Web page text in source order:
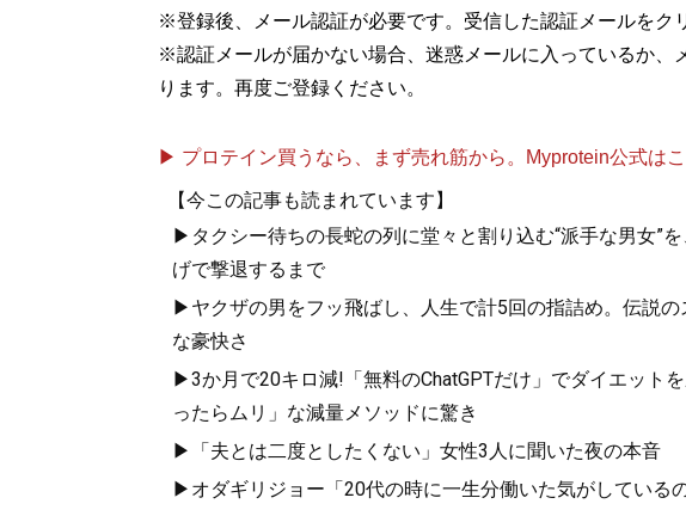
※登録後、メール認証が必要です。受信した認証メールをク
※認証メールが届かない場合、迷惑メールに入っているか、
ります。再度ご登録ください。
▶ プロテイン買うなら、まず売れ筋から。Myprotein公式は
【今この記事も読まれています】
▶タクシー待ちの長蛇の列に堂々と割り込む“派手な男女”
げで撃退するまで
▶ヤクザの男をフッ飛ばし、人生で計5回の指詰め。伝説の
な豪快さ
▶3か月で20キロ減!「無料のChatGPTだけ」でダイエット
ったらムリ」な減量メソッドに驚き
▶「夫とは二度としたくない」女性3人に聞いた夜の本音
▶オダギリジョー「20代の時に一生分働いた気がしている